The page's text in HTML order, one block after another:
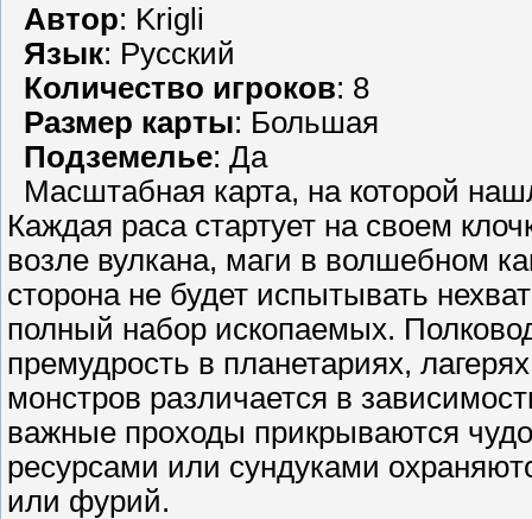
Автор: Krigli
Язык: Русский
Количество игроков: 8
Размер карты: Большая
Подземелье: Да
Масштабная карта, на которой
Каждая раса стартует на своем
возле вулкана, маги в волшебном
сторона не будет испытывать
полный набор ископаемых.
премудрость в планетариях,
монстров различается в
важные проходы прикрываются
ресурсами или сундуками
или фурий.